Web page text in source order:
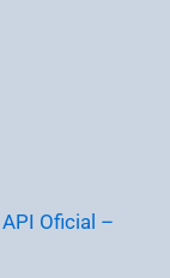
Oficial –